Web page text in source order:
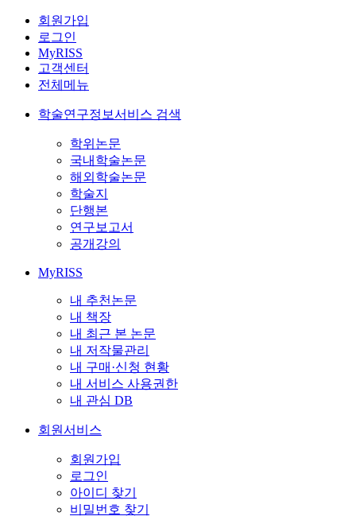
회원가입
로그인
MyRISS
고객센터
전체메뉴
학술연구정보서비스 검색
학위논문
국내학술논문
해외학술논문
학술지
단행본
연구보고서
공개강의
MyRISS
내 추천논문
내 책장
내 최근 본 논문
내 저작물관리
내 구매·신청 현황
내 서비스 사용권한
내 관심 DB
회원서비스
회원가입
로그인
아이디 찾기
비밀번호 찾기